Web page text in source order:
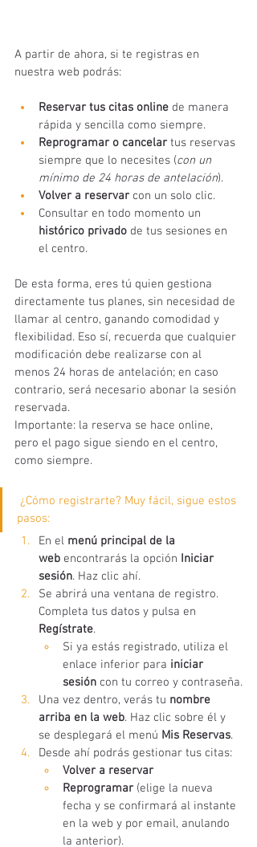
A partir de ahora, si te registras en
nuestra web podrás:
Reservar tus citas online de manera
rápida y sencilla como siempre.
Reprogramar o cancelar tus reservas
siempre que lo necesites (con un
mínimo de 24 horas de antelación).
Volver a reservar con un solo clic.
Consultar en todo momento un
histórico privado de tus sesiones en
el centro.
De esta forma, eres tú quien gestiona
directamente tus planes, sin necesidad de
llamar al centro, ganando comodidad y
flexibilidad. Eso sí, recuerda que cualquier
modificación debe realizarse con al
menos 24 horas de antelación; en caso
contrario, será necesario abonar la sesión
reservada.
Importante: la reserva se hace online,
pero el pago sigue siendo en el centro,
como siempre.
¿Cómo registrarte? Muy fácil, sigue estos
pasos:
En el menú principal de la
web encontrarás la opción Iniciar
sesión. Haz clic ahí.
Se abrirá una ventana de registro.
Completa tus datos y pulsa en
Regístrate.
Si ya estás registrado, utiliza el
enlace inferior para iniciar
sesión con tu correo y contraseña.
Una vez dentro, verás tu nombre
arriba en la web. Haz clic sobre él y
se desplegará el menú Mis Reservas.
Desde ahí podrás gestionar tus citas:
Volver a reservar
Reprogramar (elige la nueva
fecha y se confirmará al instante
en la web y por email, anulando
la anterior).